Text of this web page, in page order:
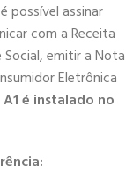
possível assinar
com a Receita
emitir a Nota
Eletrônica
é instalado no